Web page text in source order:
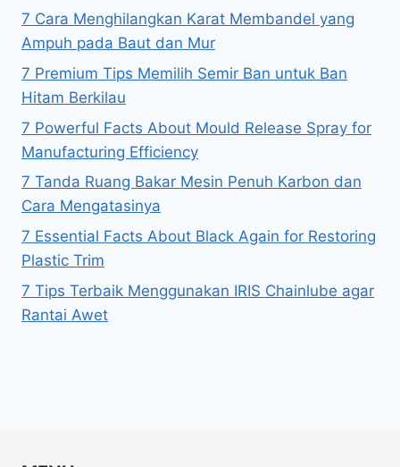
7 Cara Menghilangkan Karat Membandel yang
Ampuh pada Baut dan Mur
7 Premium Tips Memilih Semir Ban untuk Ban
Hitam Berkilau
7 Powerful Facts About Mould Release Spray for
Manufacturing Efficiency
7 Tanda Ruang Bakar Mesin Penuh Karbon dan
Cara Mengatasinya
7 Essential Facts About Black Again for Restoring
Plastic Trim
7 Tips Terbaik Menggunakan IRIS Chainlube agar
Rantai Awet